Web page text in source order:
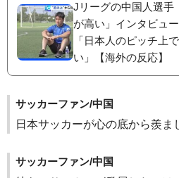
Jリーグの中国人選手
が高い」インタビュ
「日本人のピッチ上
い」【海外の反応】
サッカーファン/中国
日本サッカーが心の底から羨ま
サッカーファン/中国